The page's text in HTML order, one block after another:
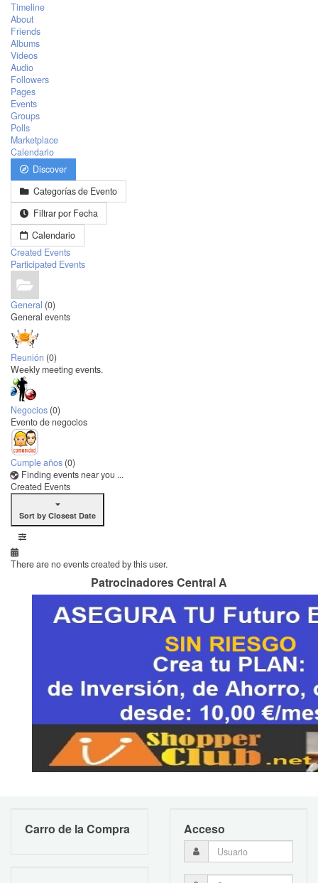
Timeline
About
Friends
Albums
Videos
Audio
Followers
Pages
Events
Groups
Polls
Marketplace
Calendario
Discover
Categorías de Evento
Filtrar por Fecha
Calendario
Created Events
Participated Events
General (0)
General events
Reunión (0)
Weekly meeting events.
Negocios (0)
Evento de negocios
Cumple años (0)
Finding events near you ...
Created Events
Sort by Closest Date
There are no events created by this user.
Patrocinadores Central A
Carro de la Compra Acceso